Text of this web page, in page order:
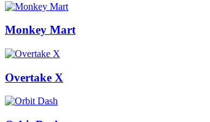
Monkey Mart
Overtake X